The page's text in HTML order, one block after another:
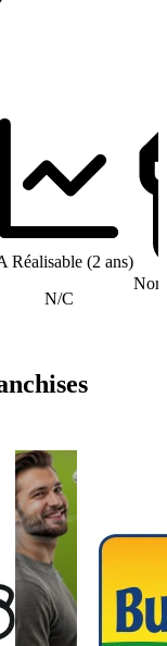
Réalisable (2 ans)
N/C